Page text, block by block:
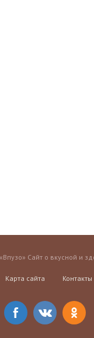
Сайт о вкусной и
Карта сайта Контакты